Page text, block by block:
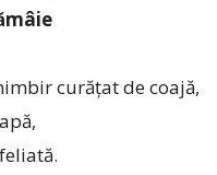
cu­ră­țat de coajă,